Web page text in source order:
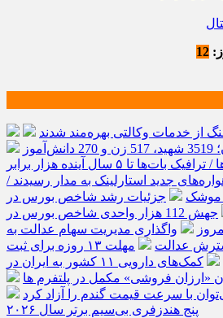
12
اینترنت در تسخیر ربات‌ها / ترافیک بات‌ها تا ۵ سال آینده هزار برابر
جدید استارلینک به مدار رسیدند /
جزئیات رشد شاخص بورس در
جهش 112 هزار واحدی شاخص بورس در
واگذاری مدیریت سهام عدالت به
عدالت
مهلت ۱۳ روزه برای ثبت
کمک‌های دارویی ۱۱ کشور به ایران در
«ارزان فروشی» مکمل در پلتفرم ها
با سرعت قیمت گندم را آزاد کرد
پنج هندزفری بی‌سیم برتر سال ۲۰۲۶